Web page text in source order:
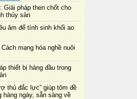
Giải pháp then chốt cho
thủy sản
âm để tính sinh khối ao
mạng hóa nghề nuôi
thiết bị hàng đầu trong
thủ đắc lực” giúp tôm đề
hàng ngày, sẵn sàng về